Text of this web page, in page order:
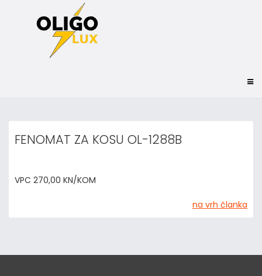
FENOMAT ZA KOSU OL-1288B
VPC 270,00 KN/KOM
na vrh članka